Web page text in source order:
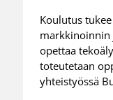
Koulutus
markkinoinnin
opettaa
toteutetaan
yhteistyössä